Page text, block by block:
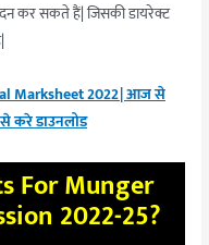
कर सकते हैं| जिसकी डायरेक्ट
Marksheet 2022| आज से
करे डाउनलोड
For Munger
2022-25?